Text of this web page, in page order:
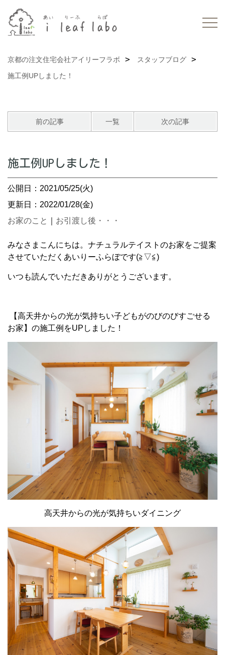
京都の注文住宅会社アイリーフラボ
スタッフブログ
施工例UPしました！
前の記事 一覧 次の記事
施工例UPしました！
公開日：2021/05/25(火)
更新日：2022/01/28(金)
お家のこと
お引渡し後・・・
みなさまこんにちは。ナチュラルテイストのお家をご提案
させていただくあいりーふらぼです(≧▽≦)
いつも読んでいただきありがとうございます。
【高天井からの光が気持ちい子どもがのびのびすごせる
お家】の施工例をUPしました！
高天井からの光が気持ちいダイニング